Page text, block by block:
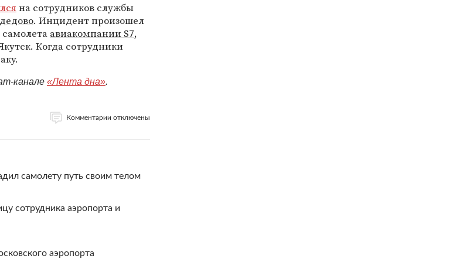
на сотрудников службы
. Инцидент произошел
авиакомпании S7,
Когда сотрудники
канале «Лента дна».
Комментарии отключены
самолету путь своим телом
сотрудника аэропорта и
аэропорта